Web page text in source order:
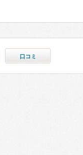
口コミ